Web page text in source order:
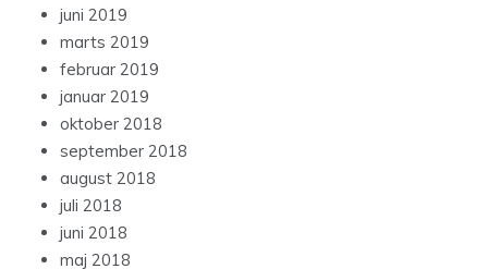
juni 2019
marts 2019
februar 2019
januar 2019
oktober 2018
september 2018
august 2018
juli 2018
juni 2018
maj 2018